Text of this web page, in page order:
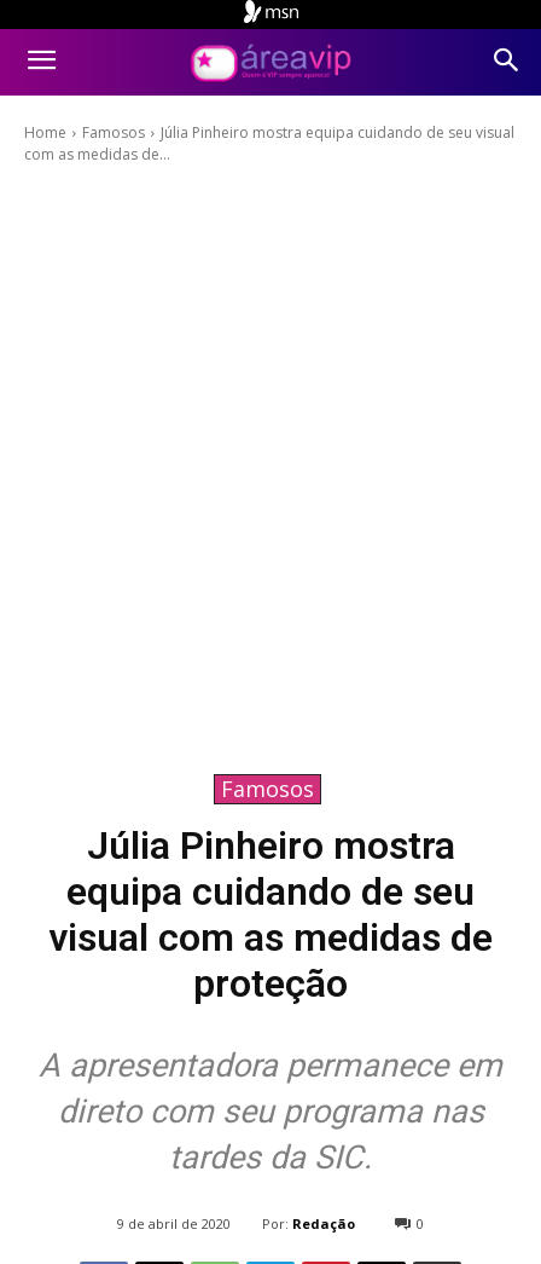
Home Famosos
Júlia Pinheiro mostra equipa cuidando de seu visual
com as medidas de...
Famosos
Júlia Pinheiro mostra
equipa cuidando de seu
visual com as medidas de
proteção
A apresentadora permanece em
direto com seu programa nas
tardes da SIC.
9 de abril de 2020 Por: Redação 0